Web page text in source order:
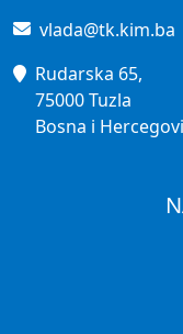
vlada@tk.kim.ba
Rudarska 65,
75000 Tuzla
Bosna i